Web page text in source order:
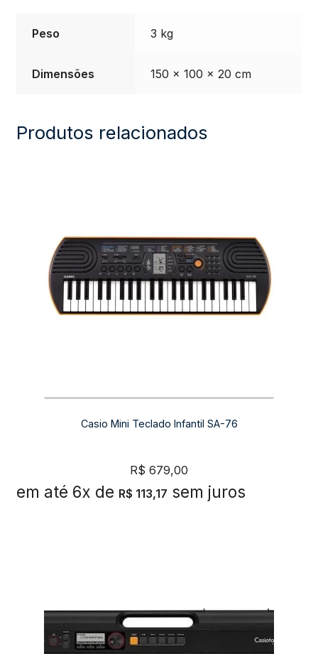
Preto
Peso 3 kg
Dimensões 150 × 100 × 20 cm
Produtos relacionados
Casio Mini Teclado Infantil SA-76
R$ 679,00
em até 6x de R$ 113,17 sem juros